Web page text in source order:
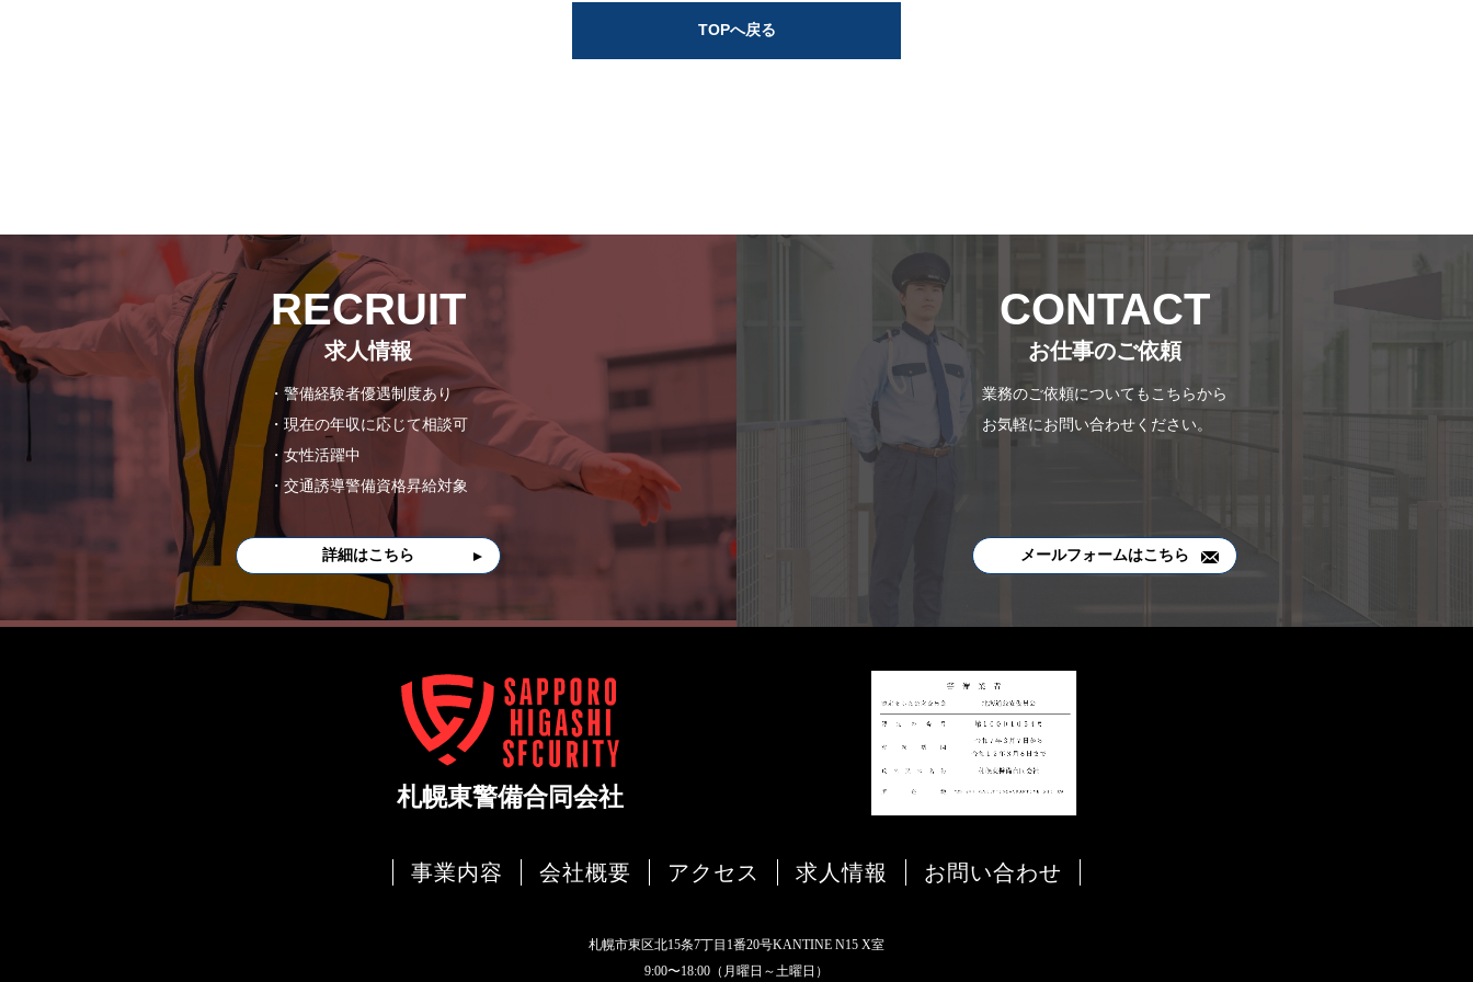
TOPへ戻る
RECRUIT
求人情報
・警備経験者優遇制度あり
・現在の年収に応じて相談可
・女性活躍中
・交通誘導警備資格昇給対象
詳細はこちら
CONTACT
お仕事のご依頼
業務のご依頼についてもこちらから
お気軽にお問い合わせください。
メールフォームはこちら
事業内容 会社概要 アクセス 求人情報 お問い合わせ
札幌市東区北15条7丁目1番20号KANTINE N15 X室
9:00〜18:00（月曜日～土曜日）